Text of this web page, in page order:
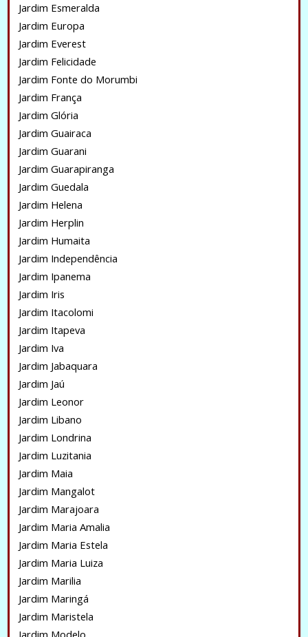
Jardim Esmeralda
Jardim Europa
Jardim Everest
Jardim Felicidade
Jardim Fonte do Morumbi
Jardim França
Jardim Glória
Jardim Guairaca
Jardim Guarani
Jardim Guarapiranga
Jardim Guedala
Jardim Helena
Jardim Herplin
Jardim Humaita
Jardim Independência
Jardim Ipanema
Jardim Iris
Jardim Itacolomi
Jardim Itapeva
Jardim Iva
Jardim Jabaquara
Jardim Jaú
Jardim Leonor
Jardim Libano
Jardim Londrina
Jardim Luzitania
Jardim Maia
Jardim Mangalot
Jardim Marajoara
Jardim Maria Amalia
Jardim Maria Estela
Jardim Maria Luiza
Jardim Marilia
Jardim Maringá
Jardim Maristela
Jardim Modelo